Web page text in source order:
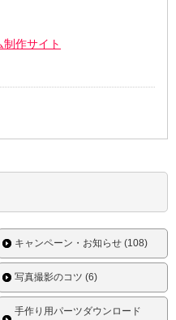
作サイト
キャンペーン・お知らせ (108)
写真撮影のコツ (6)
手作り用パーツダウンロード